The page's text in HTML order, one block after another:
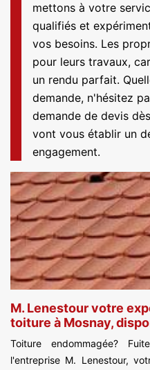
mettons à votre
qualifiés et
vos besoins. Les
pour leurs travaux,
un rendu parfait.
demande, n'hésitez
demande de devis
vont vous établir un
engagement.
M. Lenestour votre
toiture à Mosnay,
Toiture endommagée?
l'entreprise M. Lenestour,